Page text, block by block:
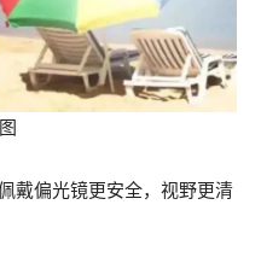
戴偏光镜更安全，视野更清